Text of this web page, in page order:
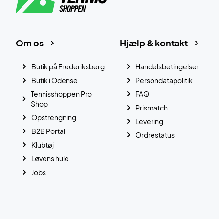
Hjælp & kontakt
Handelsbetingelser
Persondatapolitik
FAQ
Prismatch
Levering
Ordrestatus
Om os
Butik på Frederiksberg
Butik i Odense
Tennisshoppen Pro
Shop
Opstrengning
B2B Portal
Klubtøj
Løvens hule
Jobs